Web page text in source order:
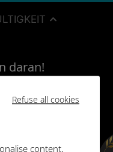
Refuse all cookies
content,
daran!